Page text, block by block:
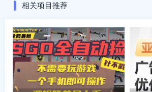
相关项目推荐